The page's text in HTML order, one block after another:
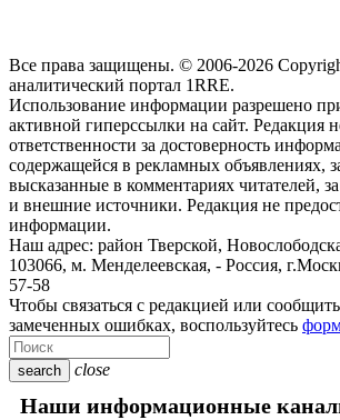
Все права защищены. © 2006-2026
аналитический портал 1RRE.
Использование информации разрешено
активной гиперссылки на сайт. Редакция
ответственности за достоверность
содержащейся в рекламных объявлениях,
высказанные в комментариях читателей,
и внешние источники. Редакция не
информации.
Наш адрес: район Тверской,
103066, м. Менделеевская, - Россия,
57-58
Чтобы связаться с редакцией или
замеченных ошибках, воспользуйтесь
search close
Наши информационные